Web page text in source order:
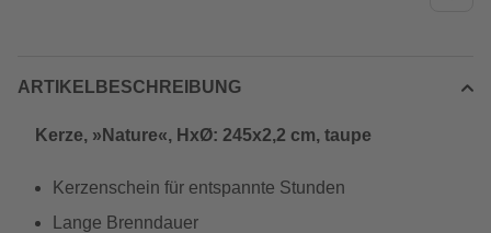
ARTIKELBESCHREIBUNG
Kerze, »Nature«, HxØ: 245x2,2 cm, taupe
Kerzenschein für entspannte Stunden
Lange Brenndauer